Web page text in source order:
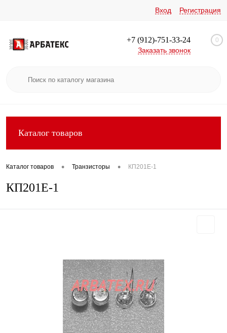
Вход Регистрация
+7 (912)-751-33-24
Заказать звонок
0
Каталог товаров
Каталог товаров • Транзисторы • КП201Е-1
КП201Е-1